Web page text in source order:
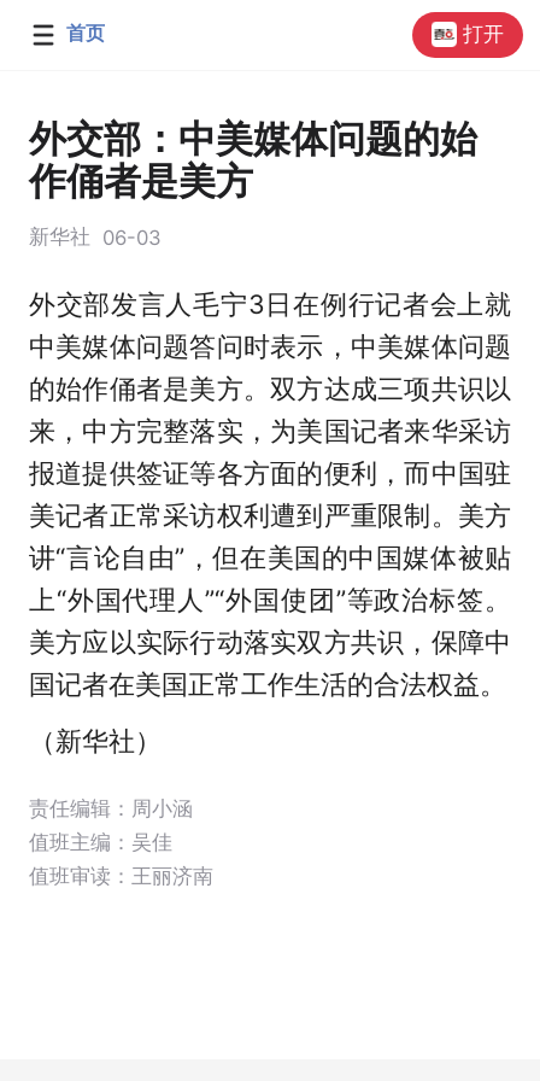
首页 打开
外交部：中美媒体问题的始
作俑者是美方
新华社 06-03
外交部发言人毛宁3日在例行记者会上就
中美媒体问题答问时表示，中美媒体问题
的始作俑者是美方。双方达成三项共识以
来，中方完整落实，为美国记者来华采访
报道提供签证等各方面的便利，而中国驻
美记者正常采访权利遭到严重限制。美方
讲“言论自由”，但在美国的中国媒体被贴
上“外国代理人”“外国使团”等政治标签。
美方应以实际行动落实双方共识，保障中
国记者在美国正常工作生活的合法权益。
（新华社）
责任编辑：周小涵
值班主编： 吴佳
值班审读：王丽济南